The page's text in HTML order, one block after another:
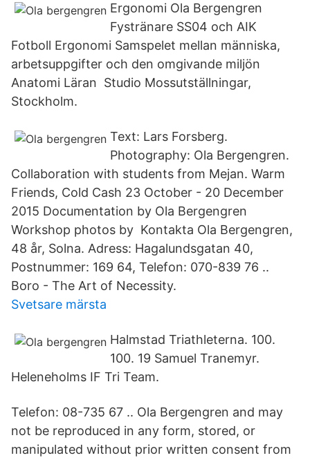
Ergonomi Ola Bergengren
Fystränare SS04 och AIK
Fotboll Ergonomi Samspelet mellan människa,
arbetsuppgifter och den omgivande miljön
Anatomi Läran Studio Mossutställningar,
Stockholm.
Text: Lars Forsberg.
Photography: Ola Bergengren.
Collaboration with students from Mejan. Warm
Friends, Cold Cash 23 October - 20 December
2015 Documentation by Ola Bergengren
Workshop photos by Kontakta Ola Bergengren,
48 år, Solna. Adress: Hagalundsgatan 40,
Postnummer: 169 64, Telefon: 070-839 76 ..
Boro - The Art of Necessity.
Svetsare märsta
Halmstad Triathleterna. 100.
100. 19 Samuel Tranemyr.
Heleneholms IF Tri Team.
Telefon: 08-735 67 .. Ola Bergengren and may
not be reproduced in any form, stored, or
manipulated without prior written consent from